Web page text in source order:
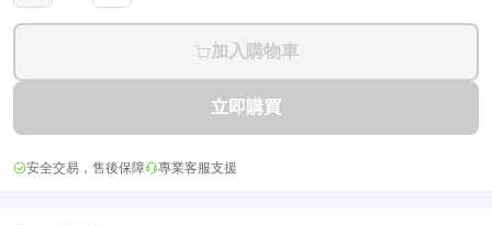
加入購物車
立即購買
安全交易，售後保障 專業客服支援